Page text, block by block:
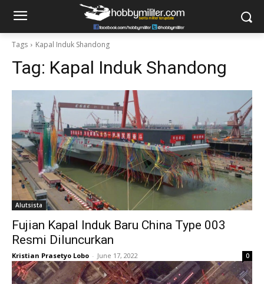
Tags Kapal Induk Shandong
Tag: Kapal Induk Shandong
Alutsista
Fujian Kapal Induk Baru China Type 003
Resmi Diluncurkan
Kristian Prasetyo Lobo - June 17, 2022 0